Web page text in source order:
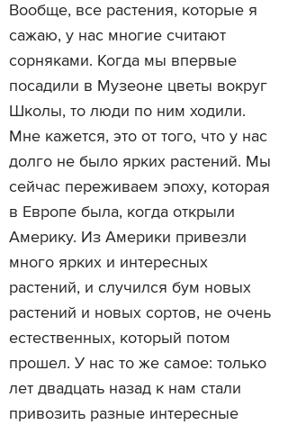
Вообще, все растения, которые я
сажаю, у нас многие считают
сорняками. Когда мы впервые
посадили в Музеоне цветы вокруг
Школы, то люди по ним ходили.
Мне кажется, это от того, что у нас
долго не было ярких растений. Мы
сейчас переживаем эпоху, которая
в Европе была, когда открыли
Америку. Из Америки привезли
много ярких и интересных
растений, и случился бум новых
растений и новых сортов, не очень
естественных, который потом
прошел. У нас то же самое: только
лет двадцать назад к нам стали
привозить разные интересные